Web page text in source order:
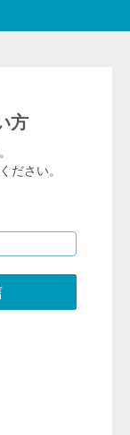
方
ださい。